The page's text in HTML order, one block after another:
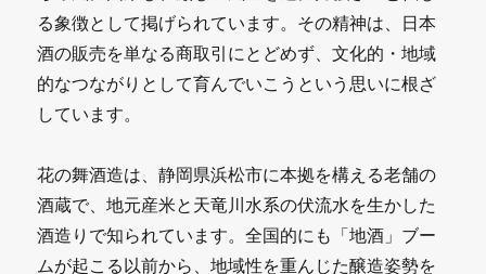
る象徴として掲げられています。その精神は、日本
酒の販売を単なる商取引にとどめず、文化的・地域
的なつながりとして育んでいこうという思いに根ざ
しています。
花の舞酒造は、静岡県浜松市に本拠を構える老舗の
酒蔵で、地元産米と天竜川水系の伏流水を生かした
酒造りで知られています。全国的にも「地酒」ブー
ムが起こる以前から、地域性を重んじた醸造姿勢を